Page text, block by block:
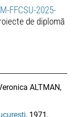
FFCSU-2025-
de diplomă
ALTMAN,
, 1971,